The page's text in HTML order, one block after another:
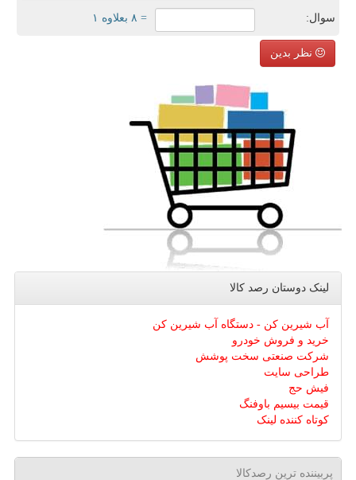
سوال: = ۸ بعلاوه ۱
نظر بدین
لینک دوستان رصد كالا
آب شیرین کن - دستگاه آب شیرین کن
خرید و فروش خودرو
شرکت صنعتی سخت پوشش
طراحی سایت
فیش حج
قیمت بیسیم باوفنگ
کوتاه کننده لینک
پربیننده ترین رصدکالا